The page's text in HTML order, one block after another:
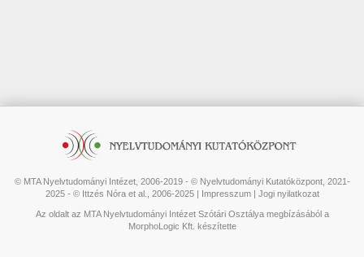
© MTA Nyelvtudományi Intézet, 2006-2019 - © Nyelvtudományi Kutatóközpont, 2021-
2025 - © Ittzés Nóra et al., 2006-2025 | Impresszum| Jogi nyilatkozat
Az oldalt az MTA Nyelvtudományi Intézet Szótári Osztálya megbízásából a
MorphoLogic Kft. készítette